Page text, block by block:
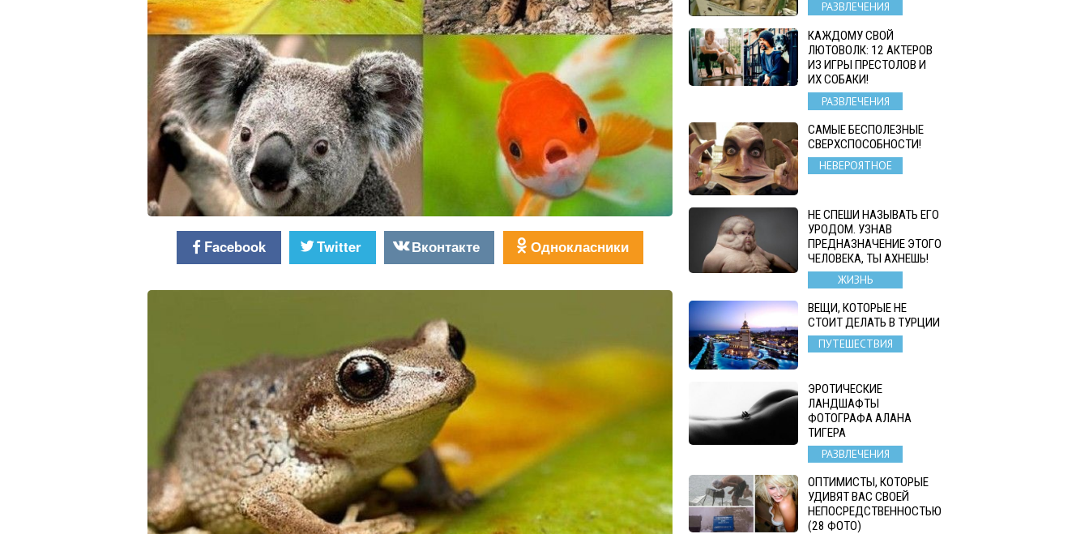
Facebook Twitter Вконтакте Однокласники
РАЗВЛЕЧЕНИЯ
КАЖДОМУ СВОЙ
ЛЮТОВОЛК: 12 АКТЕРОВ
ИЗ ИГРЫ ПРЕСТОЛОВ И
ИХ СОБАКИ!
РАЗВЛЕЧЕНИЯ
САМЫЕ БЕСПОЛЕЗНЫЕ
СВЕРХСПОСОБНОСТИ!
НЕВЕРОЯТНОЕ
НЕ СПЕШИ НАЗЫВАТЬ ЕГО
УРОДОМ. УЗНАВ
ПРЕДНАЗНАЧЕНИЕ ЭТОГО
ЧЕЛОВЕКА, ТЫ АХНЕШЬ!
ЖИЗНЬ
ВЕЩИ, КОТОРЫЕ НЕ
СТОИТ ДЕЛАТЬ В ТУРЦИИ
ПУТЕШЕСТВИЯ
ЭРОТИЧЕСКИЕ
ЛАНДШАФТЫ
ФОТОГРАФА АЛАНА
ТИГЕРА
РАЗВЛЕЧЕНИЯ
ОПТИМИСТЫ, КОТОРЫЕ
УДИВЯТ ВАС СВОЕЙ
НЕПОСРЕДСТВЕННОСТЬЮ
(28 ФОТО)